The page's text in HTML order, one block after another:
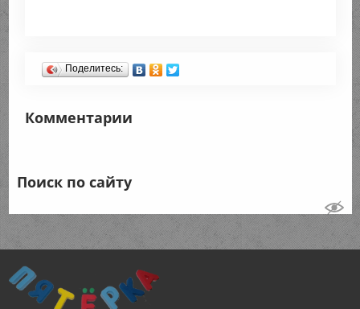
Поделитесь:
Комментарии
Поиск по сайту